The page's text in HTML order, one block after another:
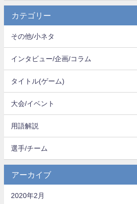
カテゴリー
その他/小ネタ
インタビュー/企画/コラム
タイトル(ゲーム)
大会/イベント
用語解説
選手/チーム
アーカイブ
2020年2月